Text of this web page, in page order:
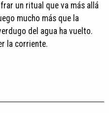
un ritual que va más allá
mucho más que la
del agua ha vuelto.
la corriente.